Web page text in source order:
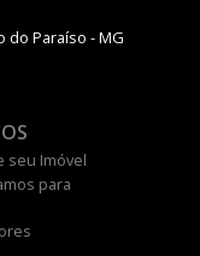
do Paraíso - MG
seu Imóvel
para